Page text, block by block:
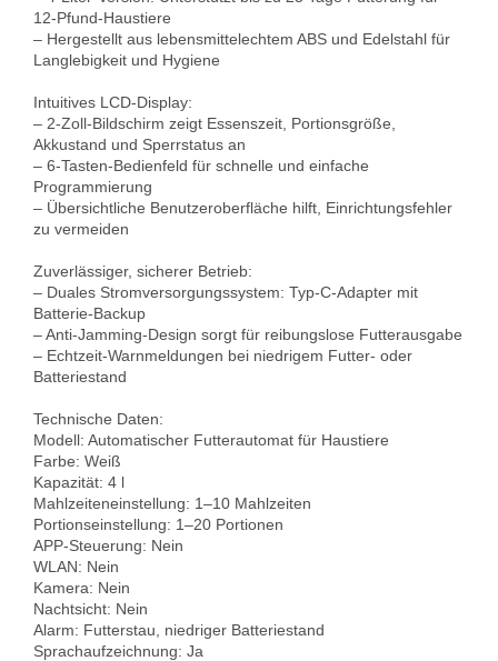
12-Pfund-Haustiere
– Hergestellt aus lebensmittelechtem ABS und Edelstahl für
Langlebigkeit und Hygiene
Intuitives LCD-Display:
– 2-Zoll-Bildschirm zeigt Essenszeit, Portionsgröße,
Akkustand und Sperrstatus an
– 6-Tasten-Bedienfeld für schnelle und einfache
Programmierung
– Übersichtliche Benutzeroberfläche hilft, Einrichtungsfehler
zu vermeiden
Zuverlässiger, sicherer Betrieb:
– Duales Stromversorgungssystem: Typ-C-Adapter mit
Batterie-Backup
– Anti-Jamming-Design sorgt für reibungslose Futterausgabe
– Echtzeit-Warnmeldungen bei niedrigem Futter- oder
Batteriestand
Technische Daten:
Modell: Automatischer Futterautomat für Haustiere
Farbe: Weiß
Kapazität: 4 l
Mahlzeiteneinstellung: 1–10 Mahlzeiten
Portionseinstellung: 1–20 Portionen
APP-Steuerung: Nein
WLAN: Nein
Kamera: Nein
Nachtsicht: Nein
Alarm: Futterstau, niedriger Batteriestand
Sprachaufzeichnung: Ja